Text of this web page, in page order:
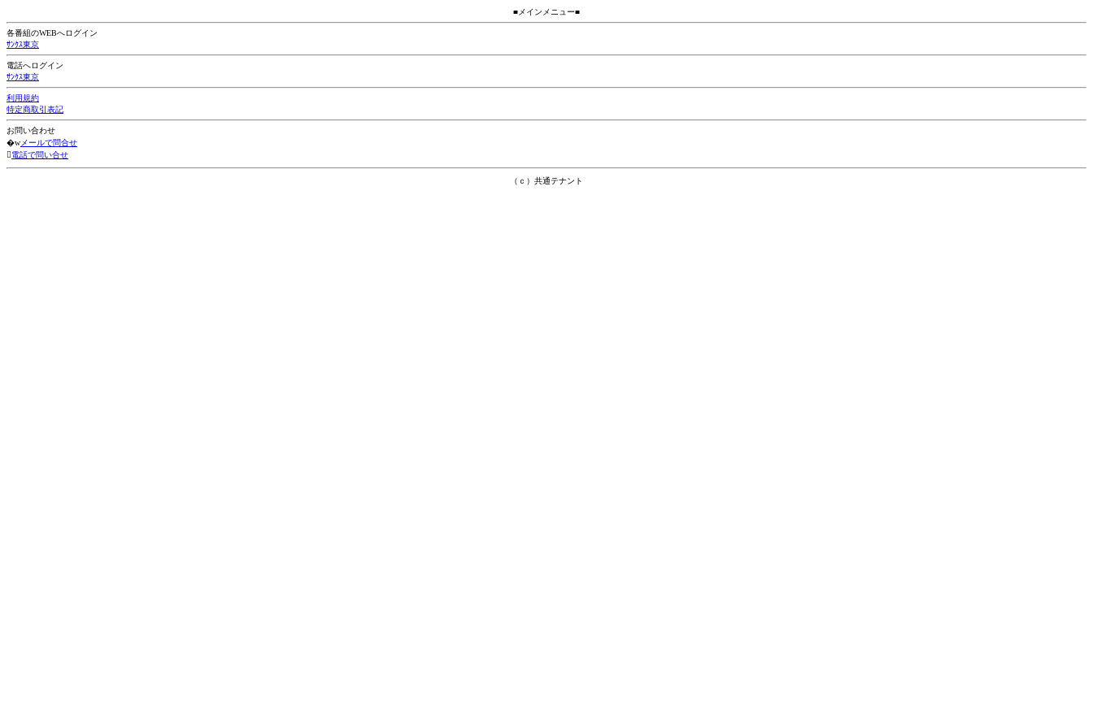
■メインメニュー■
各番組のWEBへログイン
ｻﾝｸｽ東京
電話へログイン
ｻﾝｸｽ東京
利用規約
特定商取引表記
お問い合わせ
�w メールで問合せ
電話で問い合せ
（ｃ）共通テナント